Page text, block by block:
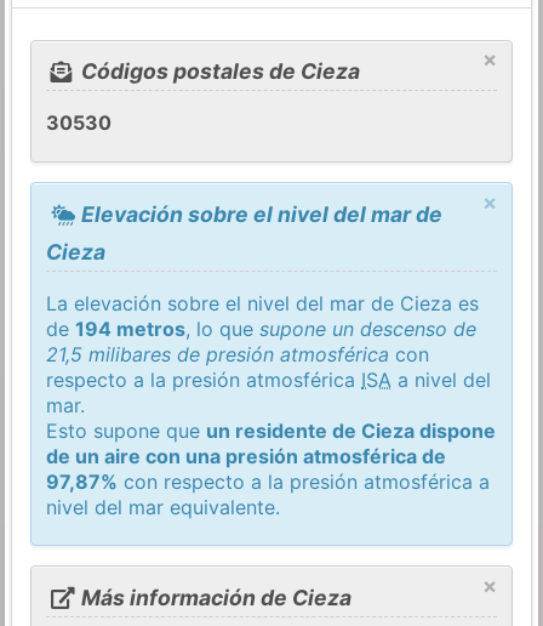
×
Códigos postales de Cieza
30530
×
Elevación sobre el nivel del mar de
Cieza
La elevación sobre el nivel del mar de Cieza es
de194 metros, lo quesupone un descenso de
21,5 milibares de presión atmosférica con
respecto a la presión atmosférica ISA a nivel del
mar.
Esto supone que un residente de Cieza dispone
de un aire con una presión atmosférica de
97,87% con respecto a la presión atmosférica a
nivel del mar equivalente.
×
Más información de Cieza